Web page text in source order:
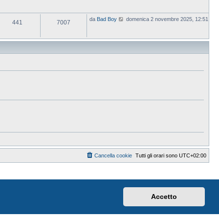
Accetto
441 7007 da Bad Boy
V
u
t
o
a
domenica 2 novembre 2025, 12:51
Tutti gli orari sono UTC+02:00
Cancella cookie